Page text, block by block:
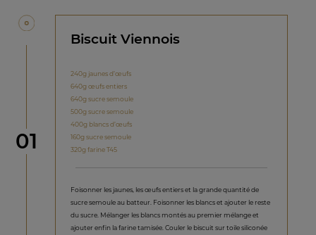
étape
01
Biscuit Viennois
240g jaunes d’œufs
640g œufs entiers
640g sucre semoule
500g sucre semoule
400g blancs d’œufs
160g sucre semoule
320g farine T45
Foisonner les jaunes, les œufs entiers et la grande quantité de
sucre semoule au batteur. Foisonner les blancs et ajouter le reste
du sucre. Mélanger les blancs montés au premier mélange et
ajouter enfin la farine tamisée. Couler le biscuit sur toile siliconée